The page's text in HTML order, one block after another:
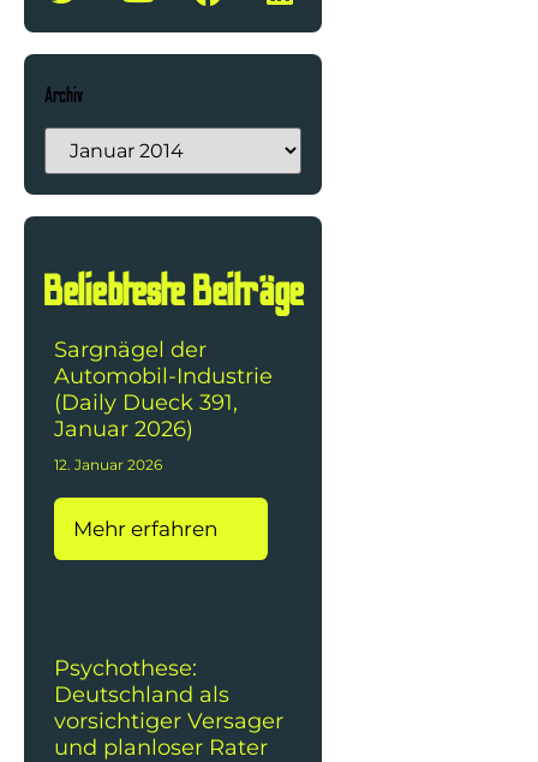
Archiv
Beliebteste Beiträge
Sargnägel der
Automobil-Industrie
(Daily Dueck 391,
Januar 2026)
12. Januar 2026
Mehr erfahren
Psychothese:
Deutschland als
vorsichtiger Versager
und planloser Rater